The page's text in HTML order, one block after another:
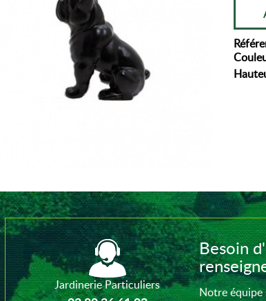
Jardinerie Particuliers
Besoin
Notre équipe